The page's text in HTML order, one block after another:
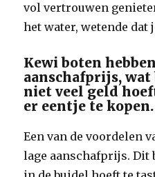
vol vertrouwen
het water, wetende dat
Kewi boten
aanschafprijs,
niet veel geld
er eentje te kopen.
Een van de voordelen
lage aanschafprijs. Dit